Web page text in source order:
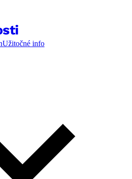
Užitočné info